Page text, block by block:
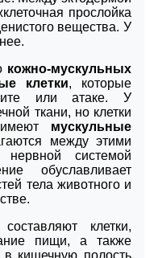
прослойка
вещества. У
кожно-мускульных
клетки, которые
или атаке. У
ткани, но клетки
мускульные
между этими
системой
обуславливает
тела животного и
клетки,
пищи, а также
кишечную полость